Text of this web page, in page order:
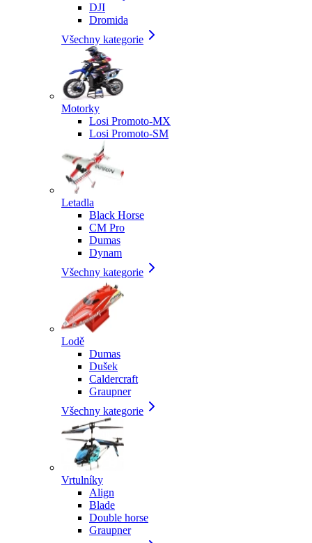
DJI
Dromida
Všechny kategorie
Motorky
Losi Promoto-MX
Losi Promoto-SM
Letadla
Black Horse
CM Pro
Dumas
Dynam
Všechny kategorie
Lodě
Dumas
Dušek
Caldercraft
Graupner
Všechny kategorie
Vrtulníky
Align
Blade
Double horse
Graupner